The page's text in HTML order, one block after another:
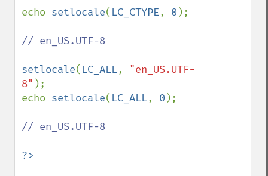
echo setlocale( LC_CTYPE, 0 );
// en_US.UTF-8
setlocale( LC_ALL, "en_US.UTF-
8" );
echo setlocale( LC_ALL, 0 );
// en_US.UTF-8